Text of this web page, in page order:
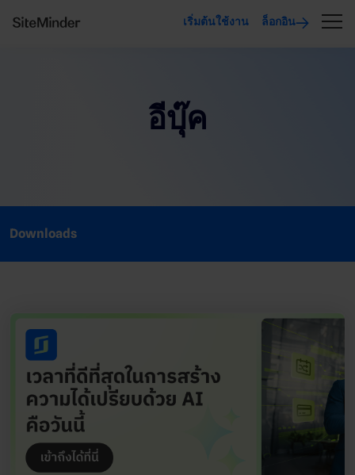
เริ่มต้นใช้งาน ล็อกอิน
อีบุ๊ค
Downloads